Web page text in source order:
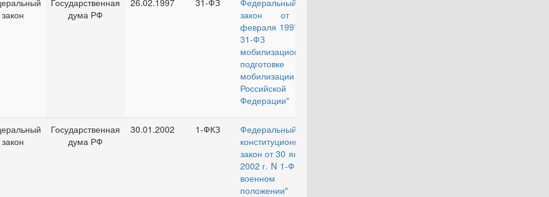
закон
Государственная
дума РФ
26.02.1997 31-ФЗ
Федеральный
закон от 26
февраля 1997 г. N
31-ФЗ "О
мобилизационной
подготовке и
мобилизации в
Российской
Федерации"
закон
Государственная
дума РФ
30.01.2002 1-ФКЗ
Федеральный
конституционный
закон от 30 января
2002 г. N 1-ФКЗ "О
военном
положении"